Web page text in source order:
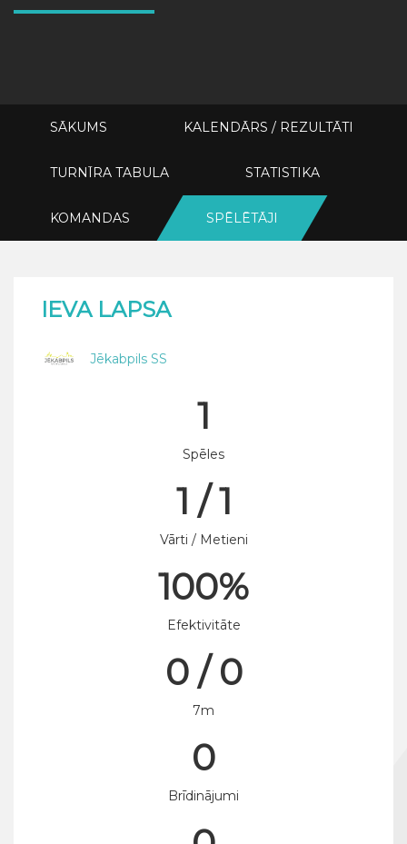
SĀKUMS KALENDĀRS / REZULTĀTI
TURNĪRA TABULA STATISTIKA
KOMANDAS SPĒLĒTĀJI
IEVA LAPSA
Jēkabpils SS
1
Spēles
1 / 1
Vārti / Metieni
100%
Efektivitāte
0 / 0
7m
0
Brīdinājumi